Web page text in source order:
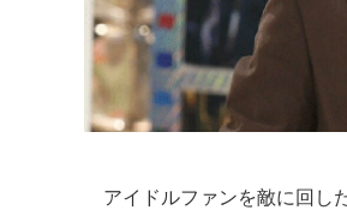
アイドルファンを敵に回し